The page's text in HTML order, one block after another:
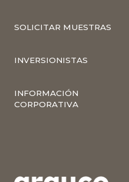
SOLICITAR MUESTRAS
INVERSIONISTAS
INFORMACIÓN
CORPORATIVA